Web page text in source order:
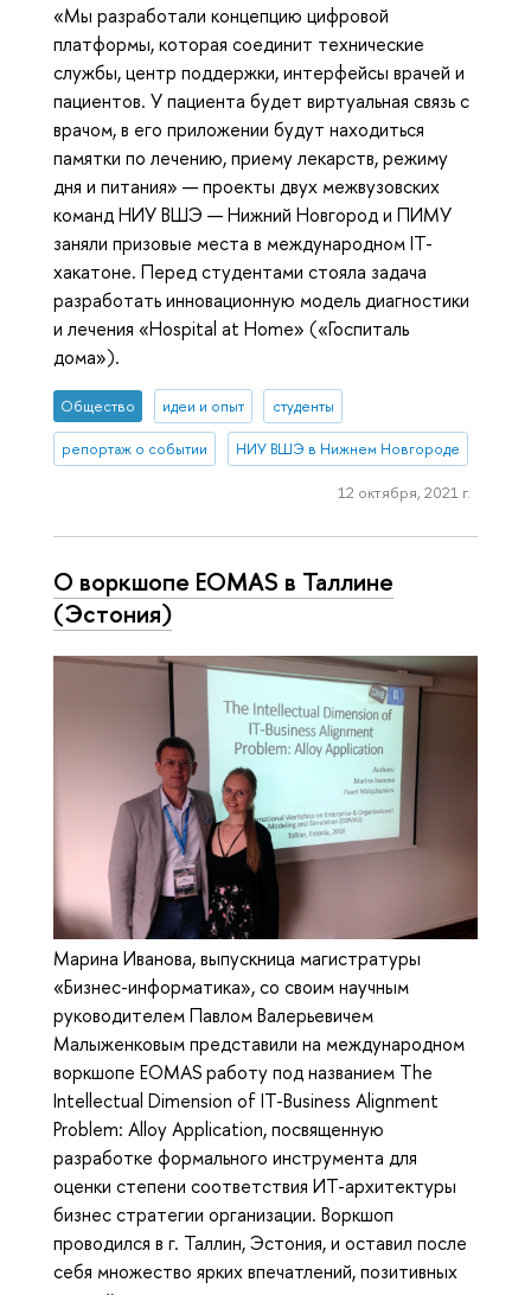
«Мы разработали концепцию цифровой
платформы, которая соединит технические
службы, центр поддержки, интерфейсы врачей и
пациентов. У пациента будет виртуальная связь с
врачом, в его приложении будут находиться
памятки по лечению, приему лекарств, режиму
дня и питания» — проекты двух межвузовских
команд НИУ ВШЭ — Нижний Новгород и ПИМУ
заняли призовые места в международном IT-
хакатоне. Перед студентами стояла задача
разработать инновационную модель диагностики
и лечения «Hospital at Home» («Госпиталь
дома»).
Общество идеи и опыт студенты
репортаж о событии НИУ ВШЭ в Нижнем Новгороде
12 октября, 2021 г.
О воркшопе EOMAS в Таллине
(Эстония)
Марина Иванова, выпускница магистратуры
«Бизнес-информатика», со своим научным
руководителем Павлом Валерьевичем
Малыженковым представили на международном
воркшопе EOMAS работу под названием The
Intellectual Dimension of IT-Business Alignment
Problem: Alloy Application, посвященную
разработке формального инструмента для
оценки степени соответствия ИТ-архитектуры
бизнес стратегии организации. Воркшоп
проводился в г. Таллин, Эстония, и оставил после
себя множество ярких впечатлений, позитивных